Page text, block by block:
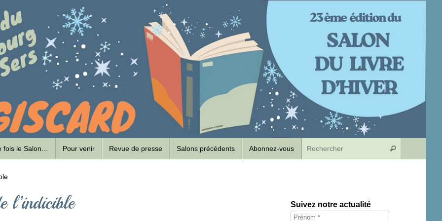
fois le Salon… Pour venir Revue de presse Salons précédents Abonnez-vous Rechercher
l’indicible Suivez notre actualité